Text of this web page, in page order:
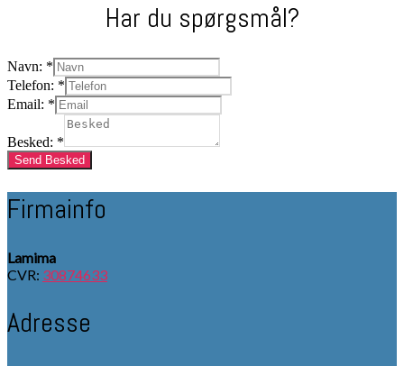
Har du spørgsmål?
Navn: *
Telefon: *
Email: *
Besked: *
Send Besked
Firmainfo
Lamima
CVR: 30874633
Adresse